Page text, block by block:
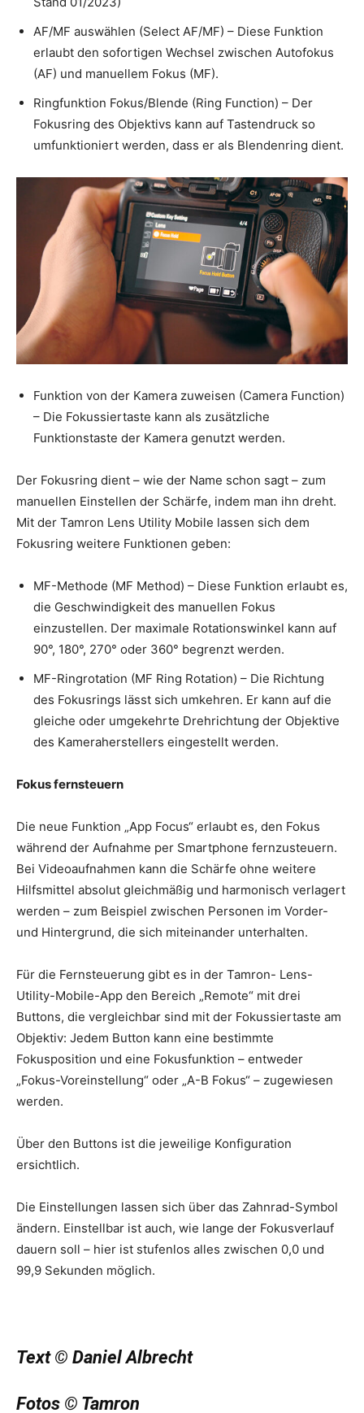
AF/MF auswählen (Select AF/MF) – Diese Funktion
erlaubt den sofortigen Wechsel zwischen Autofokus
(AF) und manuellem Fokus (MF).
Ringfunktion Fokus/Blende (Ring Function) – Der
Fokusring des Objektivs kann auf Tastendruck so
umfunktioniert werden, dass er als Blendenring dient.
Funktion von der Kamera zuweisen (Camera Function)
– Die Fokussiertaste kann als zusätzliche
Funktionstaste der Kamera genutzt werden.
Der Fokusring dient – wie der Name schon sagt – zum
manuellen Einstellen der Schärfe, indem man ihn dreht.
Mit der Tamron Lens Utility Mobile lassen sich dem
Fokusring weitere Funktionen geben:
MF-Methode (MF Method) – Diese Funktion erlaubt es,
die Geschwindigkeit des manuellen Fokus
einzustellen. Der maximale Rotationswinkel kann auf
90°, 180°, 270° oder 360° begrenzt werden.
MF-Ringrotation (MF Ring Rotation) – Die Richtung
des Fokusrings lässt sich umkehren. Er kann auf die
gleiche oder umgekehrte Drehrichtung der Objektive
des Kameraherstellers eingestellt werden.
Fokus fernsteuern
Die neue Funktion „App Focus“ erlaubt es, den Fokus
während der Aufnahme per Smartphone fernzusteuern.
Bei Videoaufnahmen kann die Schärfe ohne weitere
Hilfsmittel absolut gleichmäßig und harmonisch verlagert
werden – zum Beispiel zwischen Personen im Vorder-
und Hintergrund, die sich miteinander unterhalten.
Für die Fernsteuerung gibt es in der Tamron- Lens-
Utility-Mobile-App den Bereich „Remote“ mit drei
Buttons, die vergleichbar sind mit der Fokussiertaste am
Objektiv: Jedem Button kann eine bestimmte
Fokusposition und eine Fokusfunktion – entweder
„Fokus-Voreinstellung“ oder „A-B Fokus“ – zugewiesen
werden.
Über den Buttons ist die jeweilige Konfiguration
ersichtlich.
Die Einstellungen lassen sich über das Zahnrad-Symbol
ändern. Einstellbar ist auch, wie lange der Fokusverlauf
dauern soll – hier ist stufenlos alles zwischen 0,0 und
99,9 Sekunden möglich.
Text © Daniel Albrecht
Fotos © Tamron